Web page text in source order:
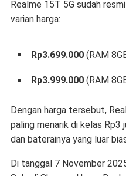
Realme 15T 5G sudah
varian harga:
Rp3.699.000(RAM
Rp3.999.000(RAM
Dengan harga tersebut,
paling menarik di kelas Rp3
dan baterainya yang luar
Di tanggal 7 November